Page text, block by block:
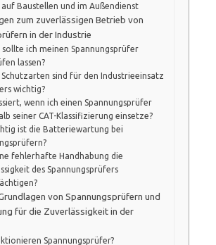
auf Baustellen und im Außendienst
zum zuverlässigen Betrieb von
in der Industrie
ich meinen Spannungsprüfer
lassen?
Schutzarten sind für den Industrieeinsatz
wichtig?
wenn ich einen Spannungsprüfer
seiner CAT-Klassifizierung einsetze?
ist die Batteriewartung bei
fehlerhafte Handhabung die
des Spannungsprüfers
von Spannungsprüfern und
für die Zuverlässigkeit in der
Spannungsprüfer?